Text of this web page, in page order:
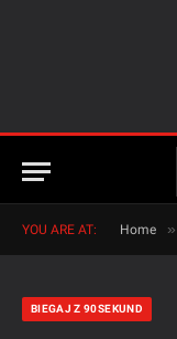
YOU ARE AT: Home »
BIEGAJ Z 90SEKUND